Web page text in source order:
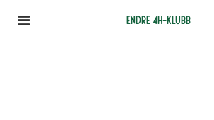
Endre 4H-klubb